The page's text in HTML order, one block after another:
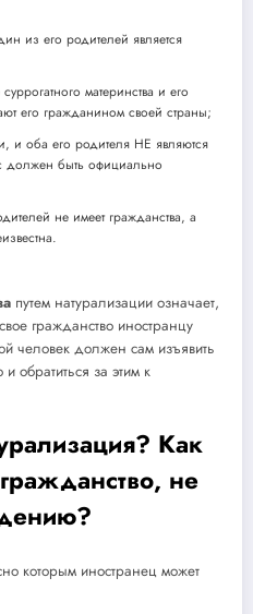
из его родителей является
материнства и его
его гражданином своей страны;
и оба его родителя НЕ являются
должен быть официально
не имеет гражданства, а
путем натурализации означает,
гражданство иностранцу
человек должен сам изъявить
обратиться за этим к
Как
не
которым иностранец может